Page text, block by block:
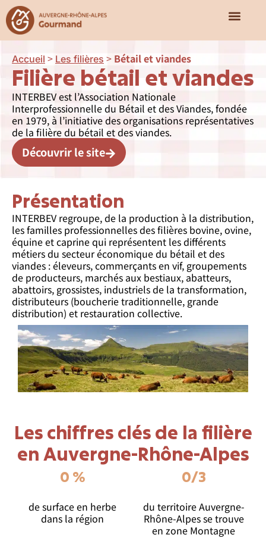
Accueil > Les filières > Bétail et viandes
Filière bétail et viandes
INTERBEV est l’Association Nationale
Interprofessionnelle du Bétail et des Viandes, fondée
en 1979, à l’initiative des organisations représentatives
de la filière du bétail et des viandes.
Découvrir le site
Présentation
INTERBEV regroupe, de la production à la distribution,
les familles professionnelles des filières bovine, ovine,
équine et caprine qui représentent les différents
métiers du secteur économique du bétail et des
viandes : éleveurs, commerçants en vif, groupements
de producteurs, marchés aux bestiaux, abatteurs,
abattoirs, grossistes, industriels de la transformation,
distributeurs (boucherie traditionnelle, grande
distribution) et restauration collective.
Les chiffres clés de la filière
en Auvergne-Rhône-Alpes
de surface en herbe
dans la région
0 %
du territoire Auvergne-
Rhône-Alpes se trouve
en zone Montagne
0/3